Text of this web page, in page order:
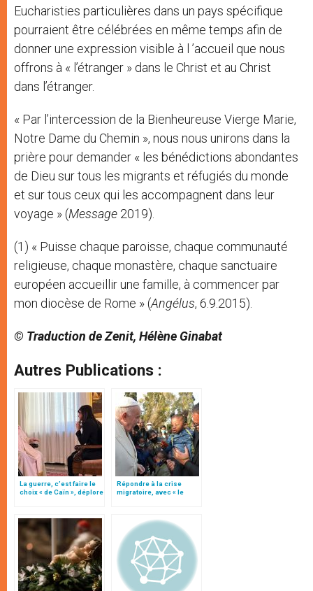
Eucharisties particulières dans un pays spécifique
pourraient être célébrées en même temps afin de
donner une expression visible à l ’accueil que nous
offrons à « l’étranger » dans le Christ et au Christ
dans l’étranger.
« Par l’intercession de la Bienheureuse Vierge Marie,
Notre Dame du Chemin », nous nous unirons dans la
prière pour demander « les bénédictions abondantes
de Dieu sur tous les migrants et réfugiés du monde
et sur tous ceux qui les accompagnent dans leur
voyage » (Message 2019).
(1) « Puisse chaque paroisse, chaque communauté
religieuse, chaque monastère, chaque sanctuaire
européen accueillir une famille, à commencer par
mon diocèse de Rome » (Angélus, 6.9.2015).
© Traduction de Zenit, Hélène Ginabat
Autres Publications :
La guerre, c’est faire le
choix « de Caïn », déplore
Répondre à la crise
migratoire, avec « le